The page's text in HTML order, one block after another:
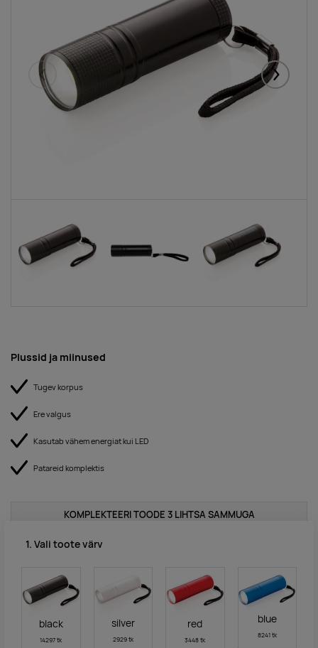
Eelmised
Plussid ja miinused
Tugev korpus
Ere valgus
Kasutab vähem energiat kui LED
Patareid komplektis
KOMPLEKTEERI TOODE 3 LIHTSA SAMMUGA
1. Vali toote värv
black
14297 tk
silver
2929 tk
red
3448 tk
blue
8241 tk